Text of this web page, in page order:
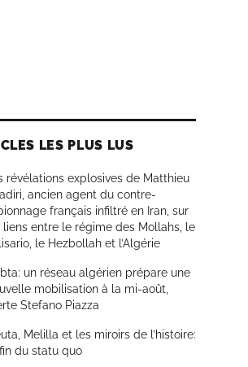
LES PLUS LUS
révélations explosives de Matthieu
ancien agent du contre-
français infiltré en Iran, sur
liens entre le régime des Mollahs, le
le Hezbollah et l’Algérie
un réseau algérien prépare une
mobilisation à la mi-août,
Stefano Piazza
Melilla et les miroirs de l’histoire:
du statu quo